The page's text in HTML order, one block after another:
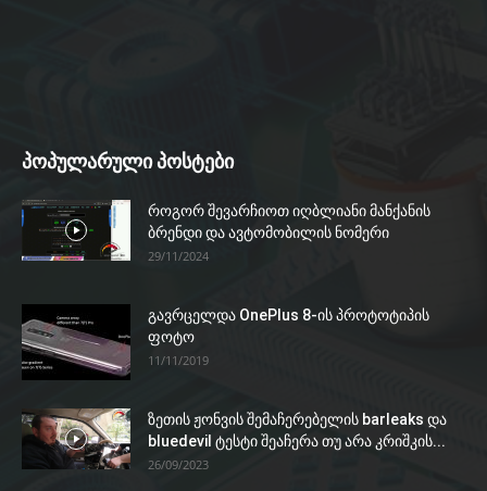
პოპულარული პოსტები
როგორ შევარჩიოთ იღბლიანი მანქანის
ბრენდი და ავტომობილის ნომერი
29/11/2024
გავრცელდა OnePlus 8-ის პროტოტიპის
ფოტო
11/11/2019
ზეთის ჟონვის შემაჩერებელის barleaks და
bluedevil ტესტი შეაჩერა თუ არა კრიშკის...
26/09/2023